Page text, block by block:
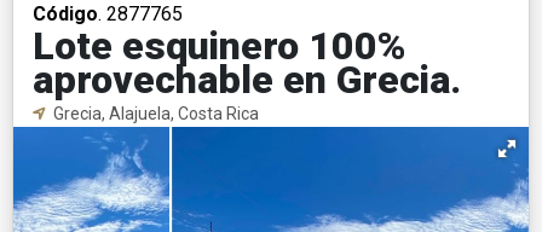
Código. 2877765
Lote esquinero 100%
aprovechable en Grecia.
Grecia, Alajuela, Costa Rica